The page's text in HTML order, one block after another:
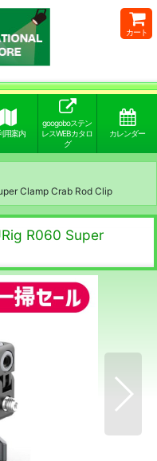
カート
用案内
googoboステン
レスWEBカタロ
グ
カレンダー
Clamp Crab Rod Clip
R060 Super